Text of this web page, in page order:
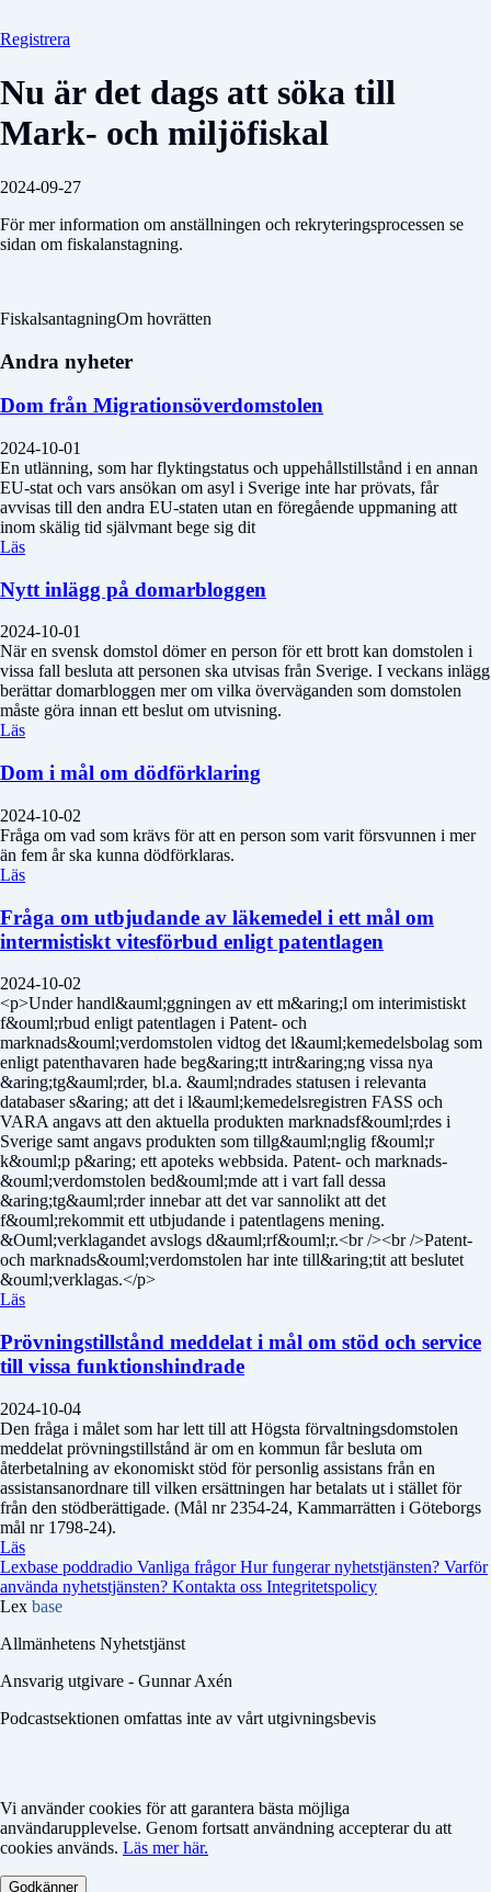
Registrera
Nu är det dags att söka till
Mark- och miljöfiskal
2024-09-27
För mer information om anställningen och rekryteringsprocessen se
sidan om fiskalanstagning.
FiskalsantagningOm hovrätten
Andra nyheter
Dom från Migrationsöverdomstolen
2024-10-01
En utlänning, som har flyktingstatus och uppehållstillstånd i en annan
EU-stat och vars ansökan om asyl i Sverige inte har prövats, får
avvisas till den andra EU-staten utan en föregående uppmaning att
inom skälig tid självmant bege sig dit
Läs
Nytt inlägg på domarbloggen
2024-10-01
När en svensk domstol dömer en person för ett brott kan domstolen i
vissa fall besluta att personen ska utvisas från Sverige. I veckans inlägg
berättar domarbloggen mer om vilka överväganden som domstolen
måste göra innan ett beslut om utvisning.
Läs
Dom i mål om dödförklaring
2024-10-02
Fråga om vad som krävs för att en person som varit försvunnen i mer
än fem år ska kunna dödförklaras.
Läs
Fråga om utbjudande av läkemedel i ett mål om
intermistiskt vitesförbud enligt patentlagen
2024-10-02
<p>Under handl&auml;ggningen av ett m&aring;l om interimistiskt
f&ouml;rbud enligt patentlagen i Patent- och
marknads&ouml;verdomstolen vidtog det l&auml;kemedelsbolag som
enligt patenthavaren hade beg&aring;tt intr&aring;ng vissa nya
&aring;tg&auml;rder, bl.a. &auml;ndrades statusen i relevanta
databaser s&aring; att det i l&auml;kemedelsregistren FASS och
VARA angavs att den aktuella produkten marknadsf&ouml;rdes i
Sverige samt angavs produkten som tillg&auml;nglig f&ouml;r
k&ouml;p p&aring; ett apoteks webbsida. Patent- och marknads-
&ouml;verdomstolen bed&ouml;mde att i vart fall dessa
&aring;tg&auml;rder innebar att det var sannolikt att det
f&ouml;rekommit ett utbjudande i patentlagens mening.
&Ouml;verklagandet avslogs d&auml;rf&ouml;r.<br /><br />Patent-
och marknads&ouml;verdomstolen har inte till&aring;tit att beslutet
&ouml;verklagas.</p>
Läs
Prövningstillstånd meddelat i mål om stöd och service
till vissa funktionshindrade
2024-10-04
Den fråga i målet som har lett till att Högsta förvaltningsdomstolen
meddelat prövningstillstånd är om en kommun får besluta om
återbetalning av ekonomiskt stöd för personlig assistans från en
assistansanordnare till vilken ersättningen har betalats ut i stället för
från den stödberättigade. (Mål nr 2354-24, Kammarrätten i Göteborgs
mål nr 1798-24).
Läs
Lexbase poddradio Vanliga frågorHur fungerar nyhetstjänsten? Varför
använda nyhetstjänsten? Kontakta oss Integritetspolicy
Lex base
Allmänhetens Nyhetstjänst
Ansvarig utgivare - Gunnar Axén
Podcastsektionen omfattas inte av vårt utgivningsbevis
Vi använder cookies för att garantera bästa möjliga
användarupplevelse. Genom fortsatt användning accepterar du att
cookies används. Läs mer här.
Godkänner